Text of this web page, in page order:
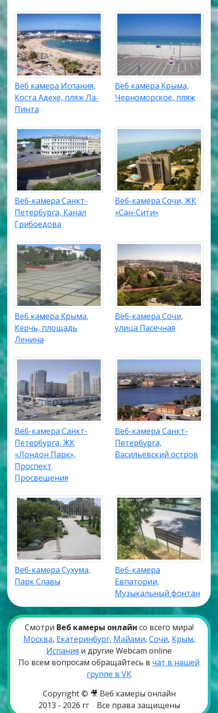
Веб камера Испания,
Коста Адехе, пляж Ла-
Пинта
Веб камера Крыма,
Черноморское, пляж
Веб-камера Санкт-
Петербурга, Канал
Грибоедова
Веб-камера Сочи, ЖК
«Сан-Сити»
Веб камера Крыма,
Керчь, площадь
Ленина
Веб-камера Сочи,
улица Пасечная
Веб-камера Санкт-
Петербурга, ЖК
«Лондон Парк»,
Проспект
Просвещения
Веб-камера Санкт-
Петербурга,
Васильевский остров
Веб-камера Сухума,
Парк Славы
Веб-камера
Евпатории,
Музыкальный фонтан
Смотри Веб камеры онлайн со всего мира!
Москва, Екатеринбург, Майами, Сочи, Крым,
Испания и другие Webcam online
По всем вопросам обращайтесь в чат в нашей
группе в VK
Copyright © 🎥 Веб камеры онлайн
2013 - 2026 гг
Все права защищены